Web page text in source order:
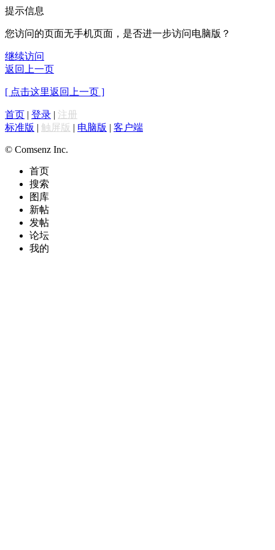
提示信息
您访问的页面无手机页面，是否进一步访问电脑版？
继续访问
返回上一页
[ 点击这里返回上一页 ]
首页 | 登录 | 注册
标准版 | 触屏版 | 电脑版 | 客户端
© Comsenz Inc.
首页
搜索
图库
新帖
发帖
论坛
我的